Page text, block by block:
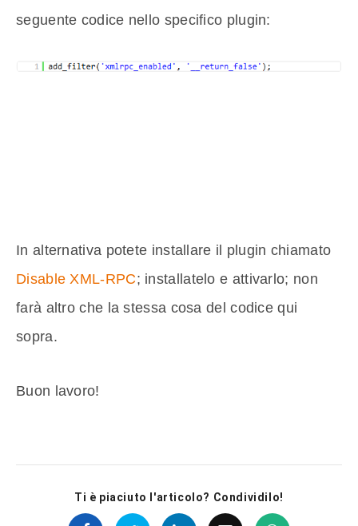
seguente codice nello specifico plugin:
In alternativa potete installare il plugin chiamato
Disable XML-RPC; installatelo e attivarlo; non
farà altro che la stessa cosa del codice qui
sopra.
Buon lavoro!
Ti è piaciuto l'articolo? Condividilo!